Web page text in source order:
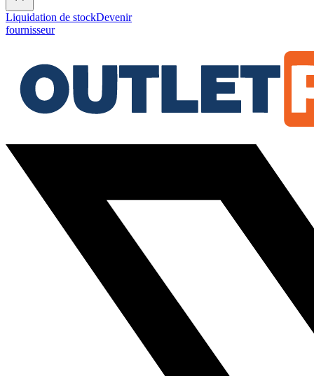
Liquidation de stockDevenir
fournisseur